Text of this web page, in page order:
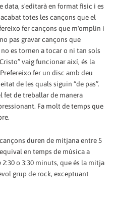
data, s'editarà en format físic i es
totes les cançons que el
fer cançons que m'omplin i
pas gravar cançons que
es tornen a tocar o ni tan sols
vaig funcionar així, és la
fer un disc amb deu
de les quals siguin “de pas”.
fet de treballar de manera
Fa molt de temps que
duren de mitjana entre 5
en temps de música a
o 3:30 minuts, que és la mitja
grup de rock, exceptuant